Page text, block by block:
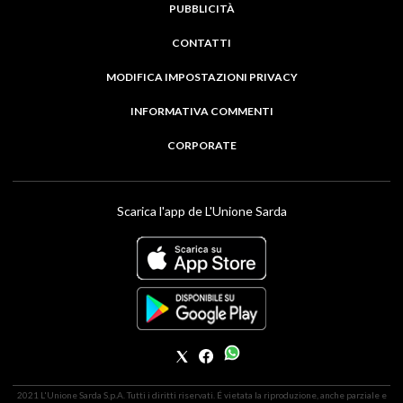
PUBBLICITÀ
CONTATTI
MODIFICA IMPOSTAZIONI PRIVACY
INFORMATIVA COMMENTI
CORPORATE
Scarica l'app de L'Unione Sarda
2021 L'Unione Sarda S.p.A. Tutti i diritti riservati. É vietata la riproduzione, anche parziale e